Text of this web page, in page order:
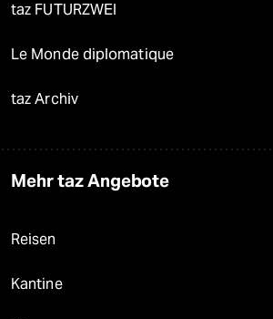
taz FUTURZWEI
Le Monde diplomatique
taz Archiv
Mehr taz Angebote
Reisen
Kantine